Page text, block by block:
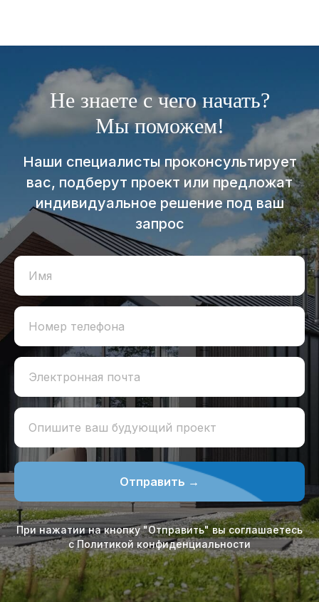
Не знаете с чего начать?
Мы поможем!
Наши специалисты проконсультирует
вас, подберут проект или предложат
индивидуальное решение под ваш
запрос
Имя
Номер телефона
Электронная почта
Опишите ваш будующий проект
Отправить →
При нажатии на кнопку "Отправить" вы соглашаетесь
с Политикой конфиденциальности